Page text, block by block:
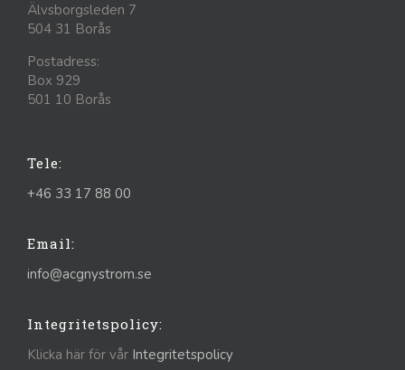
Älvsborgsleden 7
504 31 Borås
Postadress:
Box 929
501 10 Borås
Tele:
+46 33 17 88 00
Email:
info@acgnystrom.se
Integritetspolicy:
Klicka här för vår Integritetspolicy